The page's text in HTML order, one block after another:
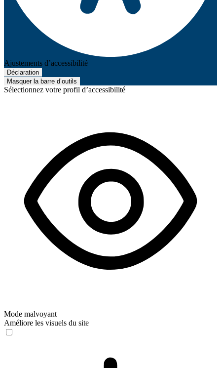
Ajustements d’accessibilité
Déclaration
Masquer la barre d’outils
Sélectionnez votre profil d’accessibilité
Mode malvoyant
Améliore les visuels du site